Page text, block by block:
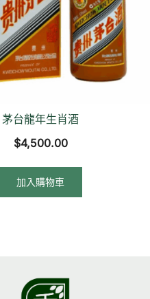
茅台龍年生肖酒
$4,500.00
加入購物車